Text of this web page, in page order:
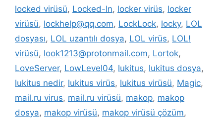
locked virüsü, Locked-In, locker virüs, locker
virüsü, lockhelp@qq.com, LockLock, locky, LOL
dosyası, LOL uzantılı dosya, LOL virüs, LOL!
virüsü, look1213@protonmail.com, Lortok,
LoveServer, LowLevel04, lukitus, lukitus dosya,
lukitus nedir, lukitus virüs, lukitus virüsü, Magic,
mail.ru virus, mail.ru virüsü, makop, makop
dosya, makop virüsü, makop virüsü çözüm,